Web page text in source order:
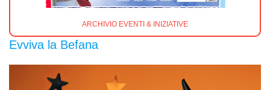
ARCHIVIO EVENTI & INIZIATIVE
Evviva la Befana